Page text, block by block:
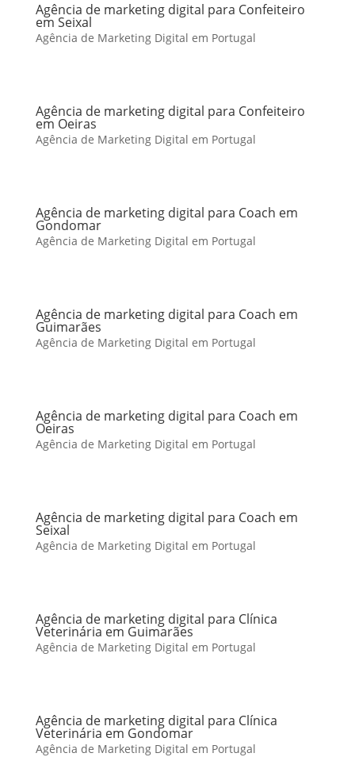
Agência de marketing digital para Confeiteiro
em Seixal
Agência de Marketing Digital em Portugal
Agência de marketing digital para Confeiteiro
em Oeiras
Agência de Marketing Digital em Portugal
Agência de marketing digital para Coach em
Gondomar
Agência de Marketing Digital em Portugal
Agência de marketing digital para Coach em
Guimarães
Agência de Marketing Digital em Portugal
Agência de marketing digital para Coach em
Oeiras
Agência de Marketing Digital em Portugal
Agência de marketing digital para Coach em
Seixal
Agência de Marketing Digital em Portugal
Agência de marketing digital para Clínica
Veterinária em Guimarães
Agência de Marketing Digital em Portugal
Agência de marketing digital para Clínica
Veterinária em Gondomar
Agência de Marketing Digital em Portugal